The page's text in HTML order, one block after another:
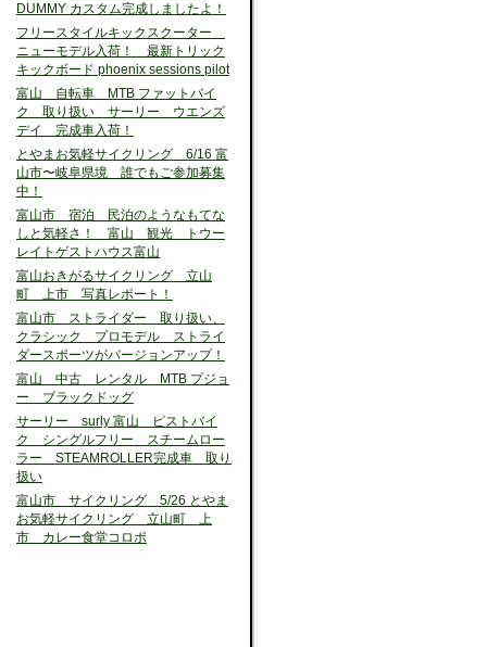
DUMMY カスタム完成しましたよ！
フリースタイルキックスクーター
ニューモデル入荷！ 最新トリック
キックボード phoenix sessions pilot
富山 自転車 MTB ファットバイ
ク 取り扱い サーリー ウエンズ
デイ 完成車入荷！
とやまお気軽サイクリング 6/16 富
山市〜岐阜県境 誰でもご参加募集
中！
富山市 宿泊 民泊のようなもてな
しと気軽さ！ 富山 観光 トウー
レイトゲストハウス富山
富山おきがるサイクリング 立山
町 上市 写真レポート！
富山市 ストライダー 取り扱い、
クラシック プロモデル ストライ
ダースポーツがバージョンアップ！
富山 中古 レンタル MTB プジョ
ー ブラックドッグ
サーリー surly 富山 ピストバイ
ク シングルフリー スチームロー
ラー STEAMROLLER完成車 取り
扱い
富山市 サイクリング 5/26 とやま
お気軽サイクリング 立山町 上
市 カレー食堂コロポ